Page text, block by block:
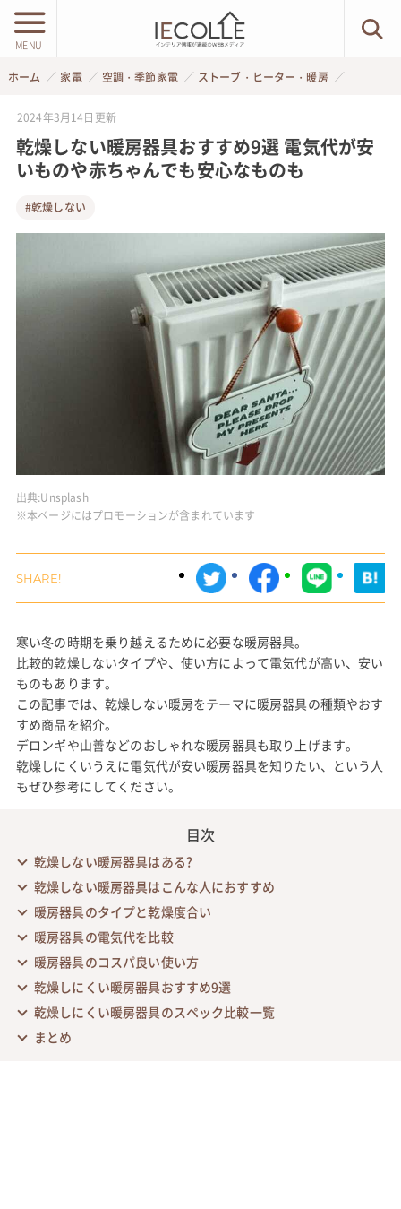
MENU
ホーム 家電 空調・季節家電 ストーブ・ヒーター・暖房
2024年3月14日 更新
乾燥しない暖房器具おすすめ9選 電気代が安
いものや赤ちゃんでも安心なものも
#乾燥しない
出典:Unsplash
※本ページにはプロモーションが含まれています
寒い冬の時期を乗り越えるために必要な暖房器具。
比較的乾燥しないタイプや、使い方によって電気代が高い、安い
ものもあります。
この記事では、乾燥しない暖房をテーマに暖房器具の種類やおす
すめ商品を紹介。
デロンギや山善などのおしゃれな暖房器具も取り上げます。
乾燥しにくいうえに電気代が安い暖房器具を知りたい、という人
もぜひ参考にしてください。
目次
乾燥しない暖房器具はある?
乾燥しない暖房器具はこんな人におすすめ
暖房器具のタイプと乾燥度合い
暖房器具の電気代を比較
暖房器具のコスパ良い使い方
乾燥しにくい暖房器具おすすめ9選
乾燥しにくい暖房器具のスペック比較一覧
まとめ